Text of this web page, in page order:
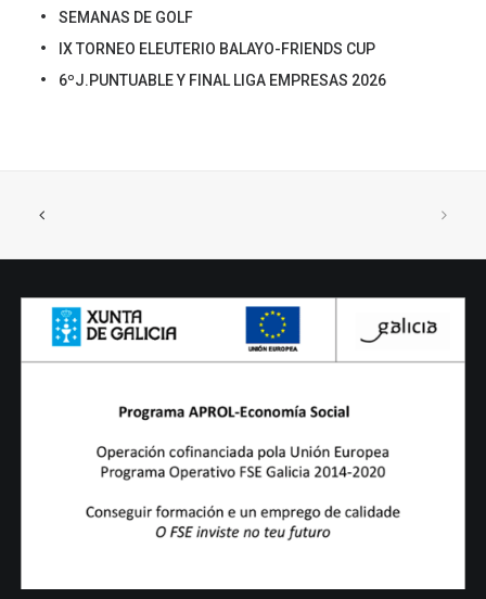
SEMANAS DE GOLF
IX TORNEO ELEUTERIO BALAYO-FRIENDS CUP
6ºJ.PUNTUABLE Y FINAL LIGA EMPRESAS 2026